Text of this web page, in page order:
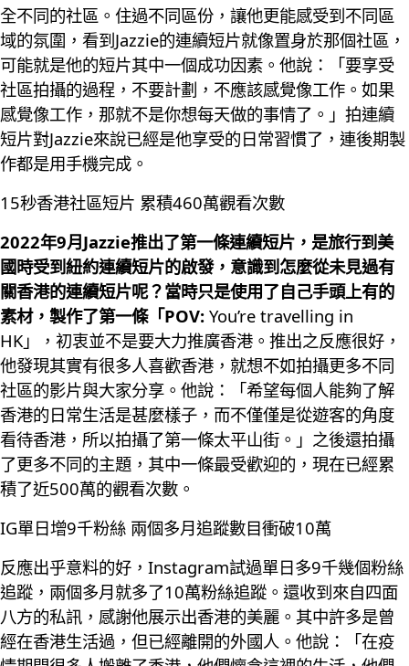
全不同的社區。住過不同區份，讓他更能感受到不同區
域的氛圍，看到Jazzie的連續短片就像置身於那個社區，
可能就是他的短片其中一個成功因素。他說：「要享受
社區拍攝的過程，不要計劃，不應該感覺像工作。如果
感覺像工作，那就不是你想每天做的事情了。」拍連續
短片對Jazzie來說已經是他享受的日常習慣了，連後期製
作都是用手機完成。
15秒香港社區短片 累積460萬觀看次數
2022年9月Jazzie推出了第一條連續短片，是旅行到美
國時受到紐約連續短片的啟發，意識到怎麼從未見過有
關香港的連續短片呢？當時只是使用了自己手頭上有的
素材，製作了第一條「POV: You’re travelling in
HK」，初衷並不是要大力推廣香港。推出之反應很好，
他發現其實有很多人喜歡香港，就想不如拍攝更多不同
社區的影片與大家分享。他說：「希望每個人能夠了解
香港的日常生活是甚麼樣子，而不僅僅是從遊客的角度
看待香港，所以拍攝了第一條太平山街。」之後還拍攝
了更多不同的主題，其中一條最受歡迎的，現在已經累
積了近500萬的觀看次數。
IG單日增9千粉絲 兩個多月追蹤數目衝破10萬
反應出乎意料的好，Instagram試過單日多9千幾個粉絲
追蹤，兩個多月就多了10萬粉絲追蹤。還收到來自四面
八方的私訊，感謝他展示出香港的美麗。其中許多是曾
經在香港生活過，但已經離開的外國人。他說：「在疫